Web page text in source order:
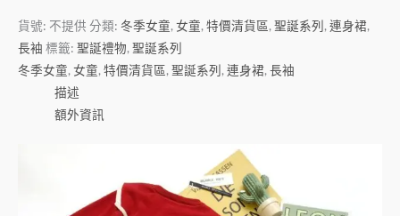
貨號: 不提供 分類: 冬季女童, 女童, 特價清貨區, 聖誕系列, 連身裙,
長袖 標籤: 聖誕禮物, 聖誕系列
冬季女童, 女童, 特價清貨區, 聖誕系列, 連身裙, 長袖
描述
額外資訊